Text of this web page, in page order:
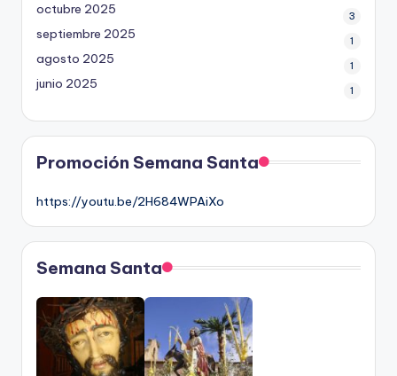
octubre 2025 3
septiembre 2025 1
agosto 2025 1
junio 2025 1
Promoción Semana Santa
https://youtu.be/2H684WPAiXo
Semana Santa